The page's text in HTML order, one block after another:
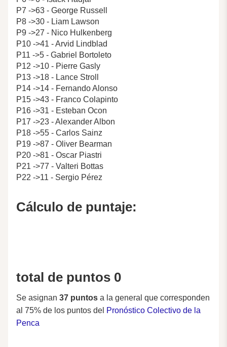
P7 ->63 - George Russell
P8 ->30 - Liam Lawson
P9 ->27 - Nico Hulkenberg
P10 ->41 - Arvid Lindblad
P11 ->5 - Gabriel Bortoleto
P12 ->10 - Pierre Gasly
P13 ->18 - Lance Stroll
P14 ->14 - Fernando Alonso
P15 ->43 - Franco Colapinto
P16 ->31 - Esteban Ocon
P17 ->23 - Alexander Albon
P18 ->55 - Carlos Sainz
P19 ->87 - Oliver Bearman
P20 ->81 - Oscar Piastri
P21 ->77 - Valteri Bottas
P22 ->11 - Sergio Pérez
Cálculo de puntaje:
total de puntos 0
Se asignan 37 puntos a la general que corresponden
al 75% de los puntos del Pronóstico Colectivo de la
Penca